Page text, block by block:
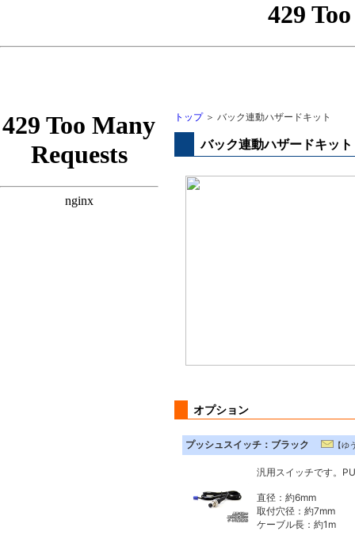
トップ＞ バック連動ハザードキット
バック連動ハザードキット
オプション
プッシュスイッチ：ブラック 【
汎用スイッチです。
直径：約6mm
取付穴径：約7mm
ケーブル長：約1m